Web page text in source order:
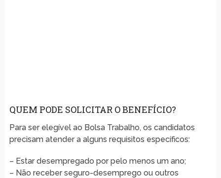
QUEM PODE SOLICITAR O BENEFÍCIO?
Para ser elegível ao Bolsa Trabalho, os candidatos
precisam atender a alguns requisitos específicos:
– Estar desempregado por pelo menos um ano;
– Não receber seguro-desemprego ou outros